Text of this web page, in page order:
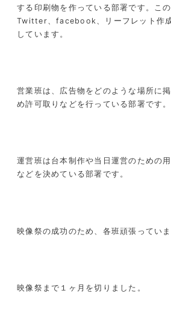
する印刷物を作っている部署です。この
Twitter、facebook、リーフレット作
しています。
営業班は、広告物をどのような場所に
め許可取りなどを行っている部署です。
運営班は台本制作や当日運営のための
などを決めている部署です。
映像祭の成功のため、各班頑張っていま
映像祭まで１ヶ月を切りました。